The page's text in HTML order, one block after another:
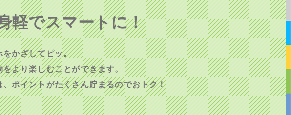
軽でスマートに！
をかざしてピッ。
より楽しむことができます。
ポイントがたくさん貯まるのでおトク！